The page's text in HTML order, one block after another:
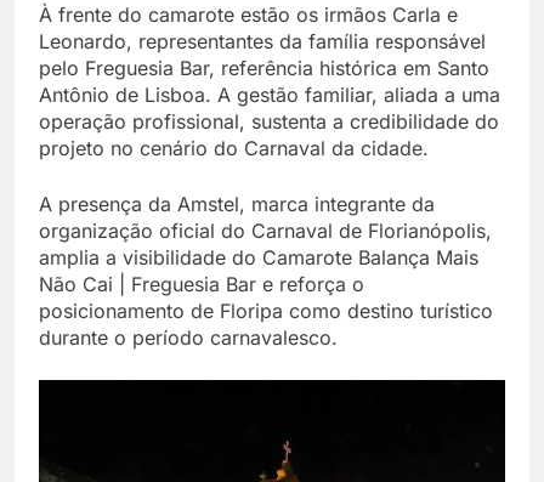
À frente do camarote estão os irmãos Carla e
Leonardo, representantes da família responsável
pelo Freguesia Bar, referência histórica em Santo
Antônio de Lisboa. A gestão familiar, aliada a uma
operação profissional, sustenta a credibilidade do
projeto no cenário do Carnaval da cidade.
A presença da Amstel, marca integrante da
organização oficial do Carnaval de Florianópolis,
amplia a visibilidade do Camarote Balança Mais
Não Cai | Freguesia Bar e reforça o
posicionamento de Floripa como destino turístico
durante o período carnavalesco.